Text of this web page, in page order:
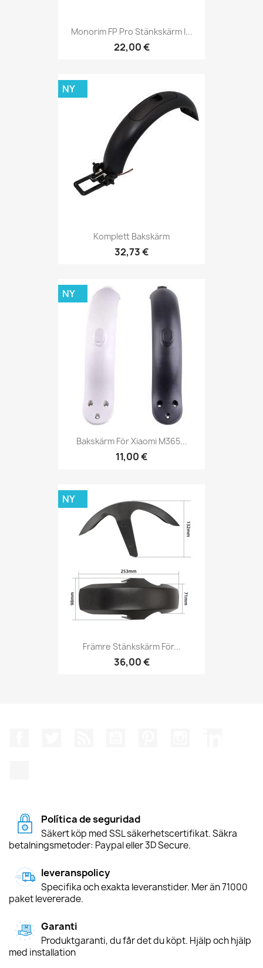
Monorim FP Pro Stänkskärm I...
22,00 €
Komplett Bakskärm
32,73 €
NY
Bakskärm För Xiaomi M365...
11,00 €
NY
Främre Stänkskärm För...
36,00 €
NY
Política de seguridad
Säkert köp med SSL säkerhetscertifikat. Säkra
betalningsmetoder: Paypal eller 3D Secure.
leveranspolicy
Specifika och exakta leveranstider. Mer än 71000
paket levererade.
Garanti
Produktgaranti, du får det du köpt. Hjälp och hjälp
med installation